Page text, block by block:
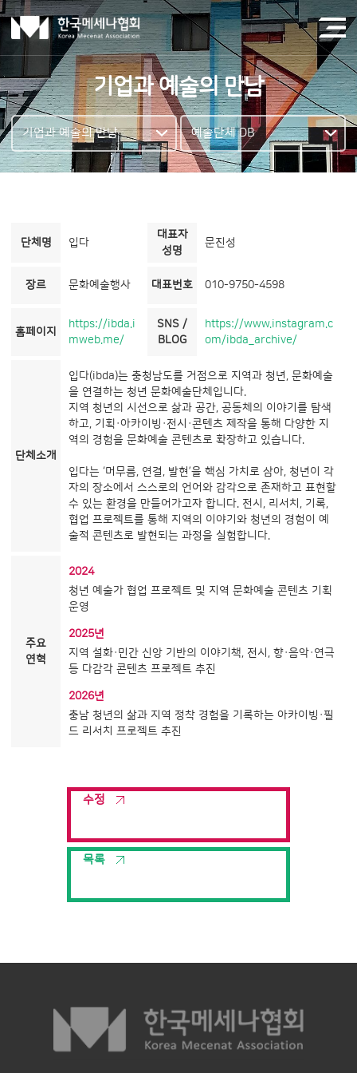
기업과 예술의 만남
기업과 예술의 만남 예술단체 DB
단체명 입다
대표자
성명
문진성
장르 문화예술행사 대표번호 010-9750-4598
홈페이지
https://ibda.i
mweb.me/
SNS /
BLOG
https://www.instagram.c
om/ibda_archive/
단체소개
입다(ibda)는 충청남도를 거점으로 지역과 청년, 문화예술
을 연결하는 청년 문화예술단체입니다.
지역 청년의 시선으로 삶과 공간, 공동체의 이야기를 탐색
하고, 기획·아카이빙·전시·콘텐츠 제작을 통해 다양한 지
역의 경험을 문화예술 콘텐츠로 확장하고 있습니다.
입다는 ‘머무름, 연결, 발현’을 핵심 가치로 삼아, 청년이 각
자의 장소에서 스스로의 언어와 감각으로 존재하고 표현할
수 있는 환경을 만들어가고자 합니다. 전시, 리서치, 기록,
협업 프로젝트를 통해 지역의 이야기와 청년의 경험이 예
술적 콘텐츠로 발현되는 과정을 실험합니다.
주요
연혁
2024
청년 예술가 협업 프로젝트 및 지역 문화예술 콘텐츠 기획
운영
2025년
지역 설화·민간 신앙 기반의 이야기책, 전시, 향·음악·연극
등 다감각 콘텐츠 프로젝트 추진
2026년
충남 청년의 삶과 지역 정착 경험을 기록하는 아카이빙·필
드 리서치 프로젝트 추진
수정
목록